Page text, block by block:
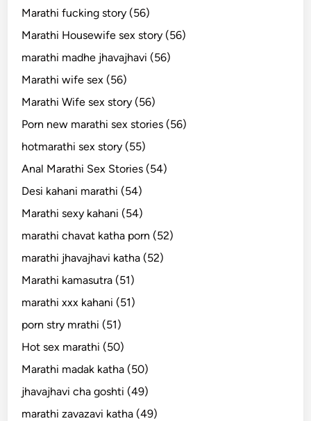
Marathi fucking story (56)
Marathi Housewife sex story (56)
marathi madhe jhavajhavi (56)
Marathi wife sex (56)
Marathi Wife sex story (56)
Porn new marathi sex stories (56)
hotmarathi sex story (55)
Anal Marathi Sex Stories (54)
Desi kahani marathi (54)
Marathi sexy kahani (54)
marathi chavat katha porn (52)
marathi jhavajhavi katha (52)
Marathi kamasutra (51)
marathi xxx kahani (51)
porn stry mrathi (51)
Hot sex marathi (50)
Marathi madak katha (50)
jhavajhavi cha goshti (49)
marathi zavazavi katha (49)